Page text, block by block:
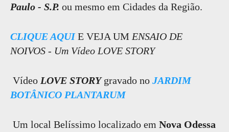
Paulo - S.P. ou mesmo em Cidades da Região.
CLIQUE AQUIE VEJA UM ENSAIO DE
NOIVOS - Um Vídeo LOVE STORY
Vídeo LOVE STORYgravado no JARDIM
BOTÂNICO PLANTARUM
Um local Belíssimo localizado em Nova Odessa